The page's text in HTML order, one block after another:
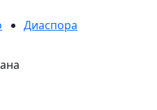
Диаспора